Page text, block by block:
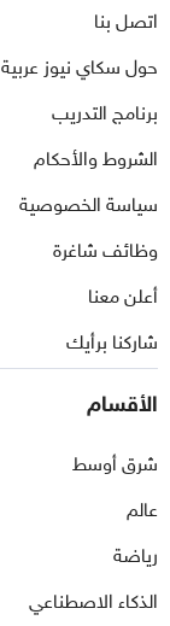
اتصل بنا
حول سكاي نيوز عربية
برنامج التدريب
الشروط والأحكام
سياسة الخصوصية
وظائف شاغرة
أعلن معنا
شاركنا برأيك
الأقسام
شرق أوسط
عالم
رياضة
الذكاء الاصطناعي